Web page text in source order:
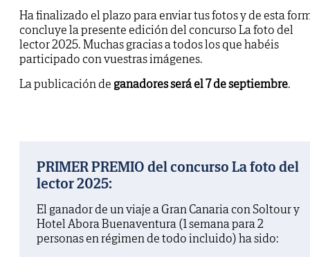
Ha finalizado el plazo para enviar tus fotos y de esta
concluye la presente edición del concurso La foto del
lector 2025. Muchas gracias a todos los que habéis
participado con vuestras imágenes.
La publicación de ganadores será el 7 de septiembre.
PRIMER PREMIO del concurso La foto del
lector 2025:
El ganador de un viaje a Gran Canaria con Soltour y
Hotel Abora Buenaventura (1 semana para 2
personas en régimen de todo incluido) ha sido: